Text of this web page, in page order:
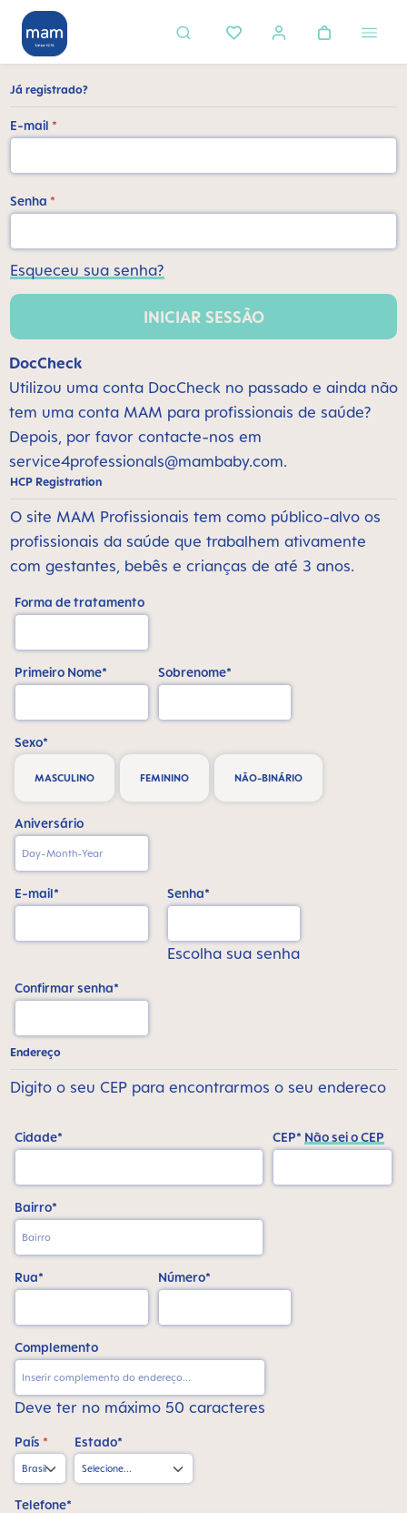
principal
Já registrado?
E-mail *
Senha *
Esqueceu sua senha?
INICIAR SESSÃO
DocCheck
Utilizou uma conta DocCheck no passado e ainda não
tem uma conta MAM para profissionais de saúde?
Depois, por favor contacte-nos em
service4professionals@mambaby.com.
HCP Registration
O site MAM Profissionais tem como público-alvo os
profissionais da saúde que trabalhem ativamente
com gestantes, bebês e crianças de até 3 anos.
Forma de tratamento
Primeiro Nome* Sobrenome*
Sexo*
MASCULINO FEMININO NÃO-BINÁRIO
Aniversário
E-mail* Senha*
Escolha sua senha
Confirmar senha*
Endereço
Digito o seu CEP para encontrarmos o seu endereco
Cidade* CEP* Não sei o CEP
Bairro*
Rua* Número*
Complemento
Deve ter no máximo 50 caracteres
País * Estado*
Telefone*